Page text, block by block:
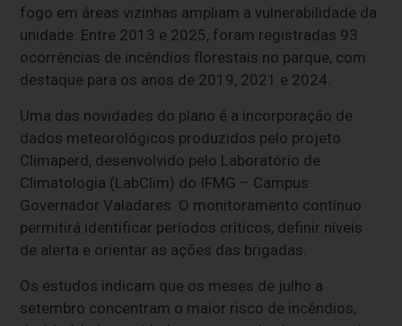
fogo em áreas vizinhas ampliam a vulnerabilidade da
unidade. Entre 2013 e 2025, foram registradas 93
ocorrências de incêndios florestais no parque, com
destaque para os anos de 2019, 2021 e 2024.
Uma das novidades do plano é a incorporação de
dados meteorológicos produzidos pelo projeto
Climaperd, desenvolvido pelo Laboratório de
Climatologia (LabClim) do IFMG – Campus
Governador Valadares. O monitoramento contínuo
permitirá identificar períodos críticos, definir níveis
de alerta e orientar as ações das brigadas.
Os estudos indicam que os meses de julho a
setembro concentram o maior risco de incêndios,